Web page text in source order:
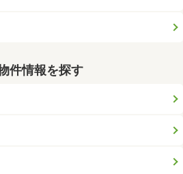
件情報を探す